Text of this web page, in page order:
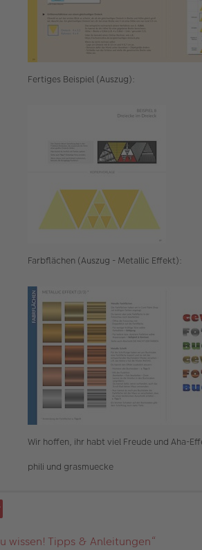
Fertiges Beispiel (Auszug):
Farbflächen (Auszug - Metallic Effekt):
Wir hoffen, ihr habt viel Freude und Aha-
phili und grasmuecke
wissen! Tipps & Anleitungen“